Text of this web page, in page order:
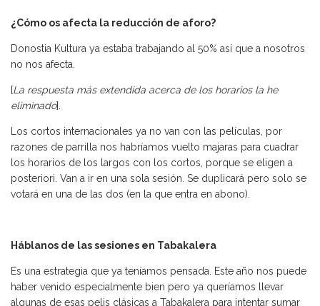
¿Cómo os afecta la reducción de aforo?
Donostia Kultura ya estaba trabajando al 50% así que a nosotros
no nos afecta.
[La respuesta más extendida acerca de los horarios la he
eliminado].
Los cortos internacionales ya no van con las películas, por
razones de parrilla nos habríamos vuelto majaras para cuadrar
los horarios de los largos con los cortos, porque se eligen a
posteriori. Van a ir en una sola sesión. Se duplicará pero solo se
votará en una de las dos (en la que entra en abono).
Háblanos de las sesiones en Tabakalera
Es una estrategia que ya teníamos pensada. Este año nos puede
haber venido especialmente bien pero ya queríamos llevar
algunas de esas pelis clásicas a Tabakalera para intentar sumar